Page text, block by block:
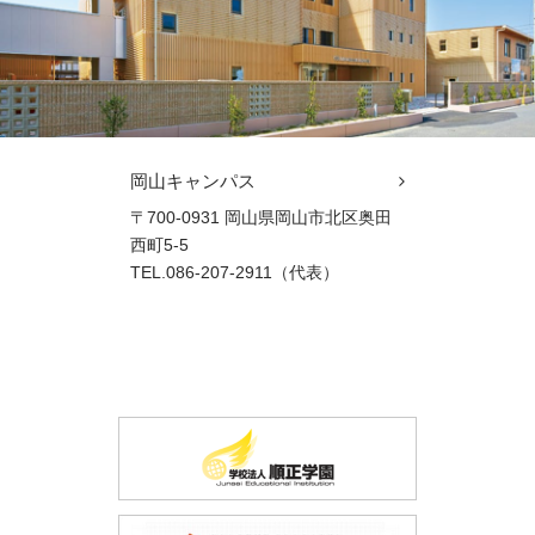
岡山キャンパス
〒700-0931 岡山県岡山市北区奥田
西町5-5
TEL.086-207-2911（代表）